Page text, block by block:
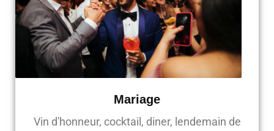
Mariage
Vin d'honneur, cocktail, diner, lendemain de